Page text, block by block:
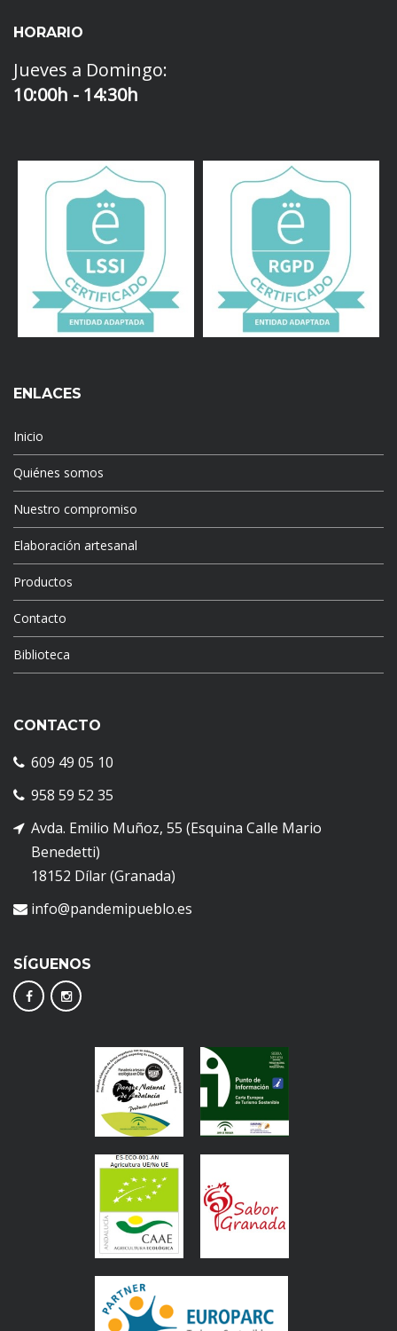
HORARIO
Jueves a Domingo:
10:00h - 14:30h
ENLACES
Inicio
Quiénes somos
Nuestro compromiso
Elaboración artesanal
Productos
Contacto
Biblioteca
CONTACTO
609 49 05 10
958 59 52 35
Avda. Emilio Muñoz, 55 (Esquina Calle Mario
Benedetti)
18152 Dílar (Granada)
info@pandemipueblo.es
SÍGUENOS